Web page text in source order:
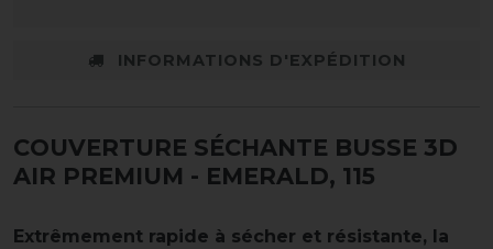
INFORMATIONS D'EXPÉDITION
COUVERTURE SÉCHANTE BUSSE 3D
AIR PREMIUM - EMERALD, 115
Extrêmement rapide à sécher et résistante, la